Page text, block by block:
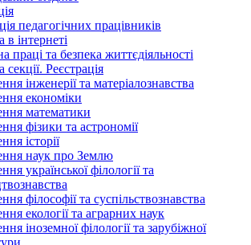
педагогічних працівників
в інтернеті
праці та безпека життєдіяльності
секції. Реєстрація
інженерії та матеріалознавства
економіки
математики
фізики та астрономії
історії
наук про Землю
української філології та
філософії та суспільствознавства
екології та аграрних наук
іноземної філології та зарубіжної